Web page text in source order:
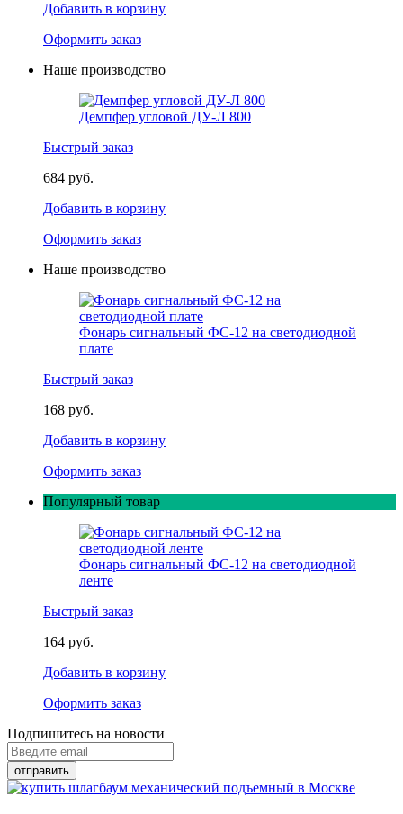
Добавить в корзину
Оформить заказ
Наше производство
Демпфер угловой ДУ-Л 800
Быстрый заказ
684 руб.
Добавить в корзину
Оформить заказ
Наше производство
Фонарь сигнальный ФС-12 на светодиодной
плате
Быстрый заказ
168 руб.
Добавить в корзину
Оформить заказ
Популярный товар
Фонарь сигнальный ФС-12 на светодиодной
ленте
Быстрый заказ
164 руб.
Добавить в корзину
Оформить заказ
Подпишитесь на новости